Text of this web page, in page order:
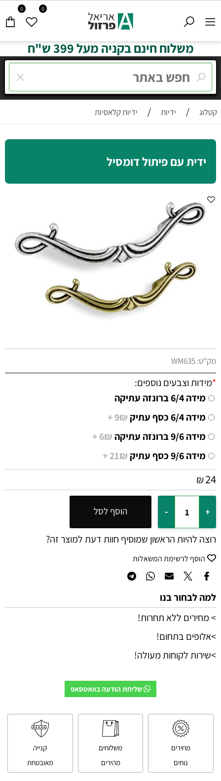
0 0
משלוח חינם בקניה מעל 399 ש"ח
קטלוג / ידיות / ידיות קלאסיות
ידית עם פיתול דומסיל
מק"ט:WM635
*מידות וצבעים נוספים:
מידה 6/4 ברונזה עתיקה
מידה 6/4 כסף עתיק
9₪ +
מידה 9/6 ברונזה עתיקה
6₪ +
מידה 9/6 כסף עתיק
21₪ +
₪24
הוסף לסל
רוצה להיות הראשון שמוסיף חוות דעת למוצר זה?
הוסף לרשימת המשאלות
למה לבחור בנו
> מחירים ללא תחרות!
>אלופים בתחום!
>שירות לקוחות מעולה!
שליחת הודעה בוואטסאפ
מחירים
נוחים
משלוחים
מהירים
קנייה
מאובטחת